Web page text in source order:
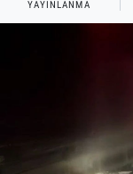
YAYINLANMA